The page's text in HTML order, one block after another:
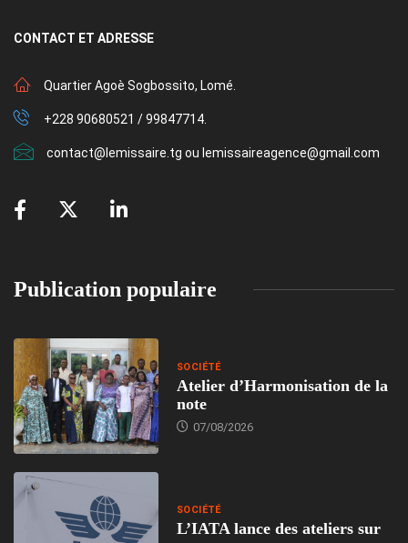
CONTACT ET ADRESSE
Quartier Agoè Sogbossito, Lomé.
+228 90680521 / 99847714.
contact@lemissaire.tg ou lemissaireagence@gmail.com
Publication populaire
SOCIÉTÉ
Atelier d’Harmonisation de la
note
07/08/2026
SOCIÉTÉ
L’IATA lance des ateliers sur